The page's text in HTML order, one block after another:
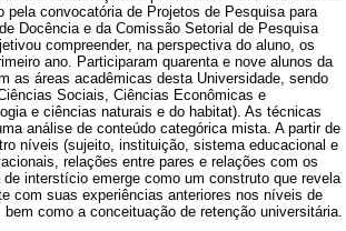
pela convocatória de Projetos de Pesquisa para
Docência e da Comissão Setorial de Pesquisa
compreender, na perspectiva do aluno, os
ano. Participaram quarenta e nove alunos da
as áreas acadêmicas desta Universidade, sendo
Sociais, Ciências Econômicas e
e ciências naturais e do habitat). As técnicas
análise de conteúdo categórica mista. A partir de
níveis (sujeito, instituição, sistema educacional e
relações entre pares e relações com os
interstício emerge como um construto que revela
com suas experiências anteriores nos níveis de
como a conceituação de retenção universitária.